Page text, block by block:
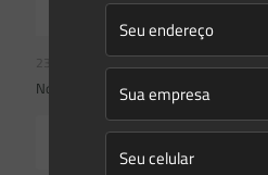
23/07/2026
Novidades | Âmbito Federal
Read more